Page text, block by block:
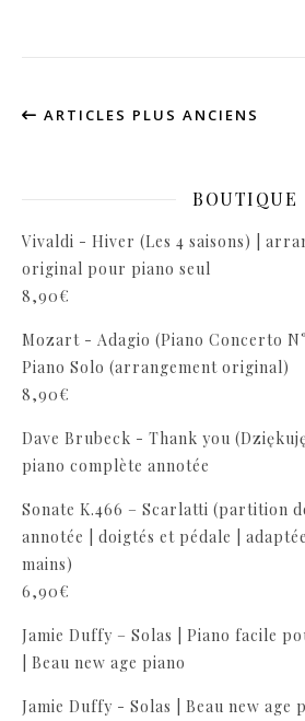
ARTICLES PLUS ANCIENS
BOUTIQUE
Vivaldi - Hiver (Les 4 saisons) |
original pour piano seul
8,90€
Mozart - Adagio (Piano Concerto
Piano Solo (arrangement original)
8,90€
Dave Brubeck - Thank you
piano complète annotée
Sonate K.466 – Scarlatti (partition
annotée | doigtés et pédale |
mains)
6,90€
Jamie Duffy – Solas | Piano facile
| Beau new age piano
Jamie Duffy - Solas | Beau new age